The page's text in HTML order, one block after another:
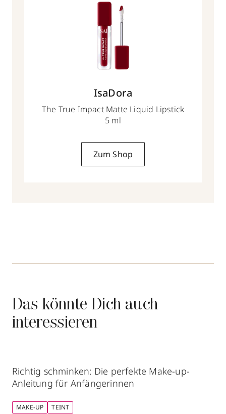
IsaDora
The True Impact Matte Liquid Lipstick
5 ml
Zum Shop
Das könnte Dich auch
interessieren
Richtig schminken: Die perfekte Make-up-
Anleitung für Anfängerinnen
MAKE-UP TEINT